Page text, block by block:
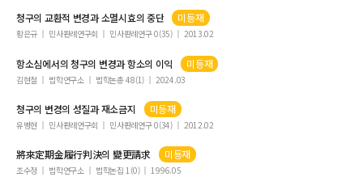
청구의 교환적 변경과 소멸시효의 중단 미등재
황은규 민사판례연구회 민사판례연구 0(35) 2013.02
항소심에서의청구의 변경과 항소의 이익 미등재
김현철 법학연구소 법학논총 48(1) 2024.03
청구의 변경의 성질과 재소금지 미등재
유병현 민사판례연구회 민사판례연구 0(34) 2012.02
將來定期金履行判決의 變更請求 미등재
조수정 법학연구소 법학논집 1(0) 1996.05